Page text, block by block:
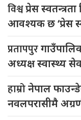
विश्वप्रेस
आवश्यक छ ‘प्रेस
प्रतापपुर
अध्यक्ष स्वास्थ्य
हाम्रोनेपाल
नवलपरासीमै